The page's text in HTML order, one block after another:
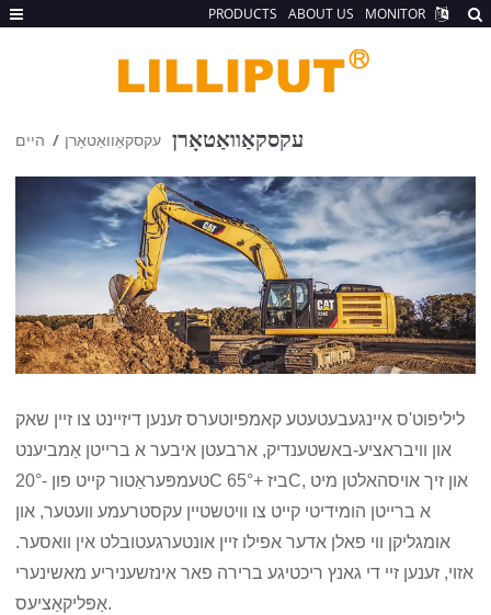
עקסקאַוואַטאָרן היים עקסקאַוואַטאָרן
ליליפוט'ס איינגעבעטעטע קאמפיוטערס זענען דיזיינט צו זיין שאק
און וויבראציע-באשטענדיק, ארבעטן איבער א ברייטן אַמביענט
טעמפּעראַטור קייט פון -20°C ביז +65°C, און זיך אויסהאלטן מיט
א ברייטן הומידיטי קייט צו וויטשטיין עקסטרעמע וועטער, און
אומגליקן ווי פאלן אדער אפילו זיין אונטערגעטובלט אין וואסער.
אזוי, זענען זיי די גאנץ ריכטיגע ברירה פאר אינזשעניריע מאשינערי
אַפּליקאַציעס.
PRODUCTS ABOUT US MONITOR